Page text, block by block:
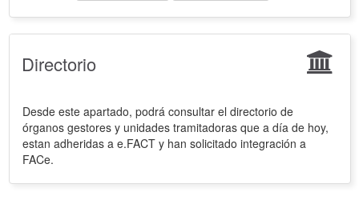
Directorio
Desde este apartado, podrá consultar el directorio de
órganos gestores y unidades tramitadoras que a día de hoy,
estan adheridas a e.FACT y han solicitado integración a
FACe.